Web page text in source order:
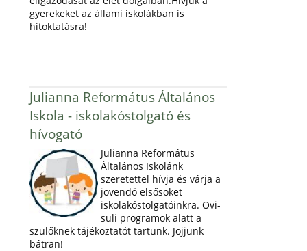
gyerekeket az állami iskolákban is
hitoktatásra!
Julianna Református Általános
Iskola - iskolakóstolgató és
hívogató
Julianna Református
Általános Iskolánk
szeretettel hívja és várja a
jövendő elsősöket
iskolakóstolgatóinkra. Ovi-
suli programok alatt a
szülőknek tájékoztatót tartunk. Jöjjünk
bátran!